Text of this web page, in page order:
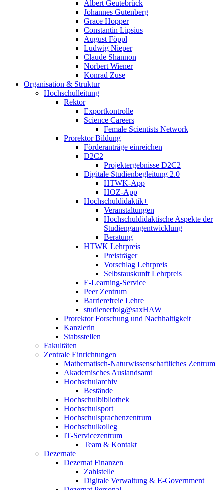
Albert Geutebrück
Johannes Gutenberg
Grace Hopper
Constantin Lipsius
August Föppl
Ludwig Nieper
Claude Shannon
Norbert Wiener
Konrad Zuse
Organisation & Struktur
Hochschulleitung
Rektor
Exportkontrolle
Science Careers
Female Scientists Network
Prorektor Bildung
Förderanträge einreichen
D2C2
Projektergebnisse D2C2
Digitale Studienbegleitung 2.0
HTWK-App
HOZ-App
Hochschuldidaktik+
Veranstaltungen
Hochschuldidaktische Aspekte der
Studiengangentwicklung
Beratung
HTWK Lehrpreis
Preisträger
Vorschlag Lehrpreis
Selbstauskunft Lehrpreis
E-Learning-Service
Peer Zentrum
Barrierefreie Lehre
studienerfolg@saxHAW
Prorektor Forschung und Nachhaltigkeit
Kanzlerin
Stabsstellen
Fakultäten
Zentrale Einrichtungen
Mathematisch-Naturwissenschaftliches Zentrum
Akademisches Auslandsamt
Hochschularchiv
Bestände
Hochschulbibliothek
Hochschulsport
Hochschulsprachenzentrum
Hochschulkolleg
IT-Servicezentrum
Team & Kontakt
Dezernate
Dezernat Finanzen
Zahlstelle
Digitale Verwaltung & E-Government